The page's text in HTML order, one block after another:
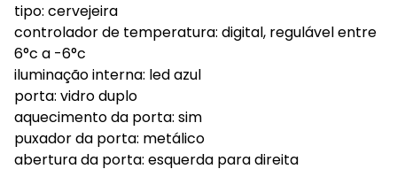
tipo: cervejeira
controlador de temperatura: digital, regulável entre
6°c a -6°c
iluminação interna: led azul
porta: vidro duplo
aquecimento da porta: sim
puxador da porta: metálico
abertura da porta: esquerda para direita